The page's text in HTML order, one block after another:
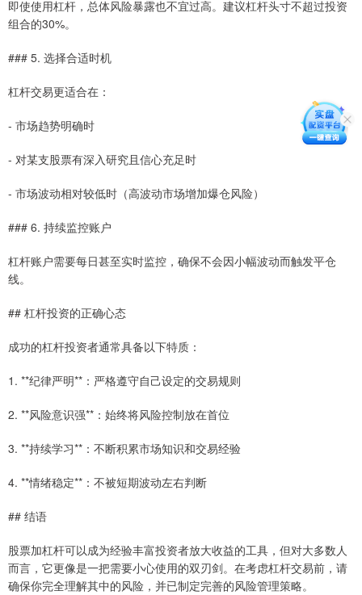
即使使用杠杆，总体风险暴露也不宜过高。建议杠杆头寸不超过投资
组合的30%。
### 5. 选择合适时机
杠杆交易更适合在：
- 市场趋势明确时
- 对某支股票有深入研究且信心充足时
- 市场波动相对较低时（高波动市场增加爆仓风险）
### 6. 持续监控账户
杠杆账户需要每日甚至实时监控，确保不会因小幅波动而触发平仓
线。
## 杠杆投资的正确心态
成功的杠杆投资者通常具备以下特质：
1. **纪律严明**：严格遵守自己设定的交易规则
2. **风险意识强**：始终将风险控制放在首位
3. **持续学习**：不断积累市场知识和交易经验
4. **情绪稳定**：不被短期波动左右判断
## 结语
股票加杠杆可以成为经验丰富投资者放大收益的工具，但对大多数人
而言，它更像是一把需要小心使用的双刃剑。在考虑杠杆交易前，请
确保你完全理解其中的风险，并已制定完善的风险管理策略。